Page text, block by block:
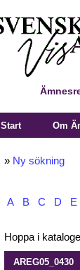
Start Om
» Ny sökning
A B C D E
Hoppa i
AREG05_0430